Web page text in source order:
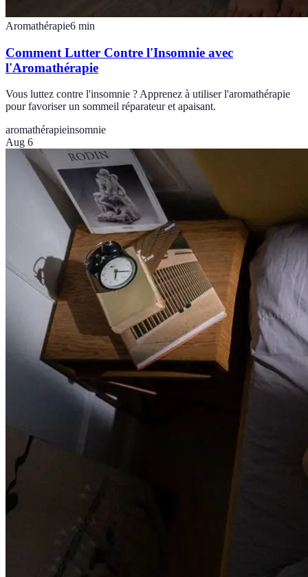
Aromathérapie6 min
Comment Lutter Contre l'Insomnie avec
l'Aromathérapie
Vous luttez contre l'insomnie ? Apprenez à utiliser l'aromathérapie
pour favoriser un sommeil réparateur et apaisant.
aromathérapieinsomnie
Aug 6